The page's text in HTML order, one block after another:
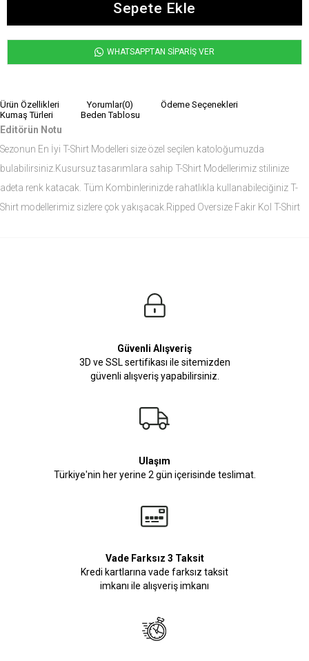
WHATSAPPTAN SİPARİŞ VER
Ürün Özellikleri Yorumlar(0)
Ödeme Seçenekleri
Kumaş Türleri
Beden Tablosu
Editörün Notu
Sezonun En İyi T-Shirt Modelleri size özel seçilen katoloğumuzda
bulabilirsiniz.Kusursuz tasarımlara sahip T-Shirt Modellerimiz stilinize
adeta renk katacak. Tüm Kombinlerinizde rahatlıkla kullanabileciğiniz T-
Shirt modellerimiz sizlere çok yakışacak.Ripped Oversize Fakir Kol T-Shirt
Güvenli Alışveriş
3D ve SSL sertifikası ile sitemizden
güvenli alışveriş yapabilirsiniz.
Ulaşım
Türkiye'nin her yerine 2 gün içerisinde teslimat.
Vade Farksız 3 Taksit
Kredi kartlarına vade farksız taksit
imkanı ile alışveriş imkanı